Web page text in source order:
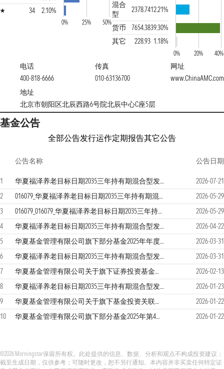
34
2.10%
0% 25% 50%
混合
型
2378.7412.21%
货币
7654.3839.30%
其它
228.93 1.18%
0% 20% 40%
电话
400-818-6666
传真
010-63136700
网址
www.ChinaAMC.com
地址
北京市朝阳区北辰西路6号院北辰中心C座5层
基金公告
全部公告发行运作定期报告其它公告
公告名称 公告日期
1 华夏福泽养老目标日期2035三年持有期混合型发起式基金中基金（FOF）2026年第二季度报告
2026-07-21
2
016079_华夏福泽养老目标日期2035三年持有期混合型发起式基金中基金（FOF）招募说明书更新（2026年5月29日公告）
2026-05-29
3
016079_016079_华夏福泽养老目标日期2035三年持有期混合型发起式基金中基金（FOF）（华夏福泽养老目标2035三年持有混合发起式（FOF
2026-05-29
4
华夏福泽养老目标日期2035三年持有期混合型发起式基金中基金（FOF）2026年第一季度报告
2026-04-22
5
华夏基金管理有限公司旗下部分基金2025年年度报告提示性公告
2026-03-31
6
华夏福泽养老目标日期2035三年持有期混合型发起式基金中基金（FOF）2025年年度报告
2026-03-31
7
华夏基金管理有限公司关于旗下证券投资基金估值调整情况的公告
2026-02-13
8
华夏福泽养老目标日期2035三年持有期混合型发起式基金中基金（FOF）2025年第四季度报告
2026-01-23
9
华夏基金管理有限公司关于旗下基金投资关联方承销证券的公告
2026-01-22
10
华夏基金管理有限公司旗下部分基金2025年第4季度报告提示性公告 2026-01-22
©2026 Morningstar保留所有权。此处提供的信息、数据、分析和观点不构成投资建议；
截至生成日期，仅供参考；可随时更改，恕不另行通知。本内容并非买卖任何特定证